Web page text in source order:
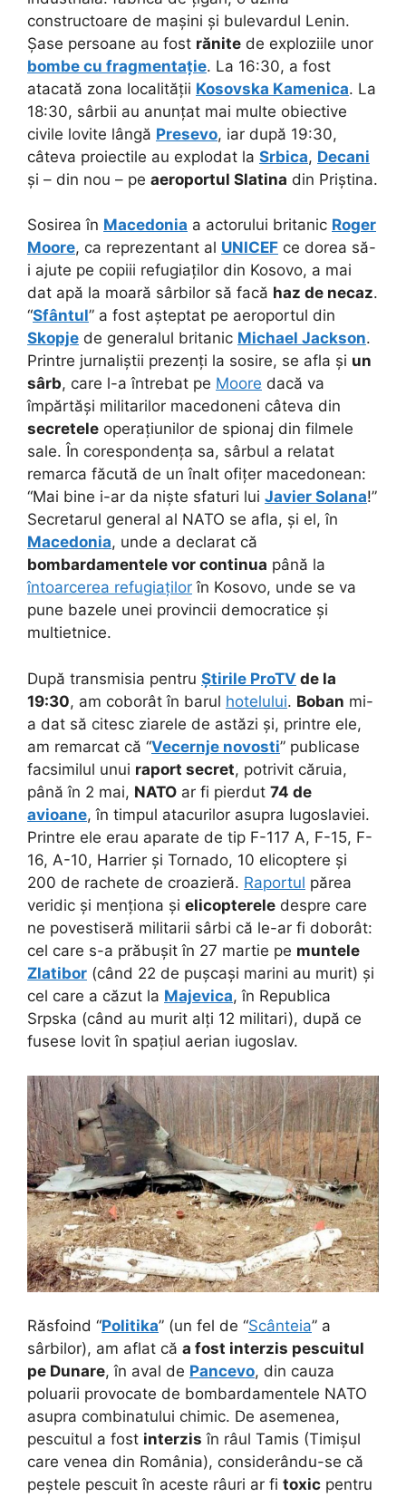
constructoare de mașini și bulevardul Lenin.
Șase persoane au fost rănite de exploziile unor
bombe cu fragmentație. La 16:30, a fost
atacată zona localității Kosovska Kamenica. La
18:30, sârbii au anunțat mai multe obiective
civile lovite lângă Presevo, iar după 19:30,
câteva proiectile au explodat la Srbica, Decani
și – din nou – pe aeroportul Slatina din Priștina.
Sosirea în Macedonia a actorului britanic Roger
Moore, ca reprezentant al UNICEF ce dorea să-
i ajute pe copiii refugiaților din Kosovo, a mai
dat apă la moară sârbilor să facă haz de necaz.
“Sfântul” a fost așteptat pe aeroportul din
Skopje de generalul britanic Michael Jackson.
Printre jurnaliștii prezenți la sosire, se afla și un
sârb, care l-a întrebat pe Moore dacă va
împărtăși militarilor macedoneni câteva din
secretele operațiunilor de spionaj din filmele
sale. În corespondența sa, sârbul a relatat
remarca făcută de un înalt ofițer macedonean:
“Mai bine i-ar da niște sfaturi lui Javier Solana!”
Secretarul general al NATO se afla, și el, în
Macedonia, unde a declarat că
bombardamentele vor continua până la
întoarcerea refugiaților în Kosovo, unde se va
pune bazele unei provincii democratice și
multietnice.
După transmisia pentru Știrile ProTV de la
19:30, am coborât în barul hotelului. Boban mi-
a dat să citesc ziarele de astăzi și, printre ele,
am remarcat că “Vecernje novosti” publicase
facsimilul unui raport secret, potrivit căruia,
până în 2 mai, NATO ar fi pierdut 74 de
avioane, în timpul atacurilor asupra Iugoslaviei.
Printre ele erau aparate de tip F-117 A, F-15, F-
16, A-10, Harrier și Tornado, 10 elicoptere și
200 de rachete de croazieră. Raportul părea
veridic și menționa și elicopterele despre care
ne povestiseră militarii sârbi că le-ar fi doborât:
cel care s-a prăbușit în 27 martie pe muntele
Zlatibor (când 22 de pușcași marini au murit) și
cel care a căzut la Majevica, în Republica
Srpska (când au murit alți 12 militari), după ce
fusese lovit în spațiul aerian iugoslav.
Răsfoind “Politika” (un fel de “Scânteia” a
sârbilor), am aflat că a fost interzis pescuitul
pe Dunare, în aval de Pancevo, din cauza
poluarii provocate de bombardamentele NATO
asupra combinatului chimic. De asemenea,
pescuitul a fost interzis în râul Tamis (Timișul
care venea din România), considerându-se că
peștele pescuit în aceste râuri ar fi toxic pentru